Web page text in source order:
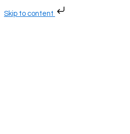
Skip to content
til